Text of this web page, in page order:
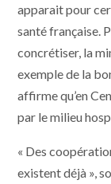
apparait pour
santé française.
concrétiser, la
exemple de la
affirme qu’en
par le milieu
« Des
existent déjà »,